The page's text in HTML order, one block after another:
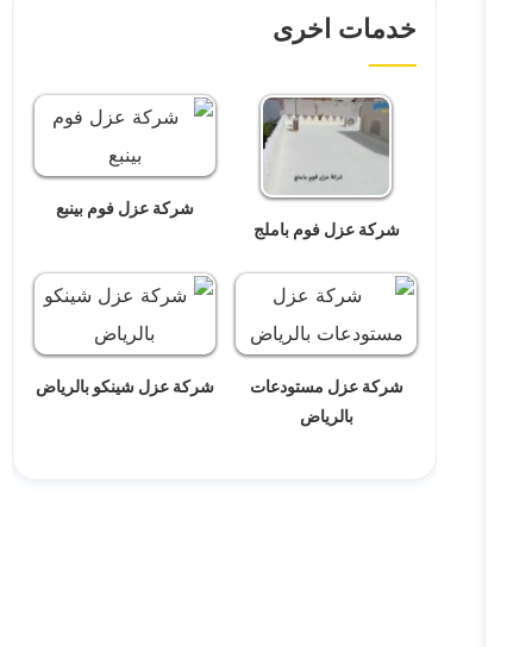
خدمات اخرى
شركة عزل فوم باملج
شركة عزل فوم بينبع
شركة عزل مستودعات
بالرياض
شركة عزل شينكو بالرياض